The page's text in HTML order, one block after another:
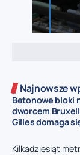
Najnowsze
Betonowe bloki
dworcem
Gilles domaga
Kilkadziesiąt